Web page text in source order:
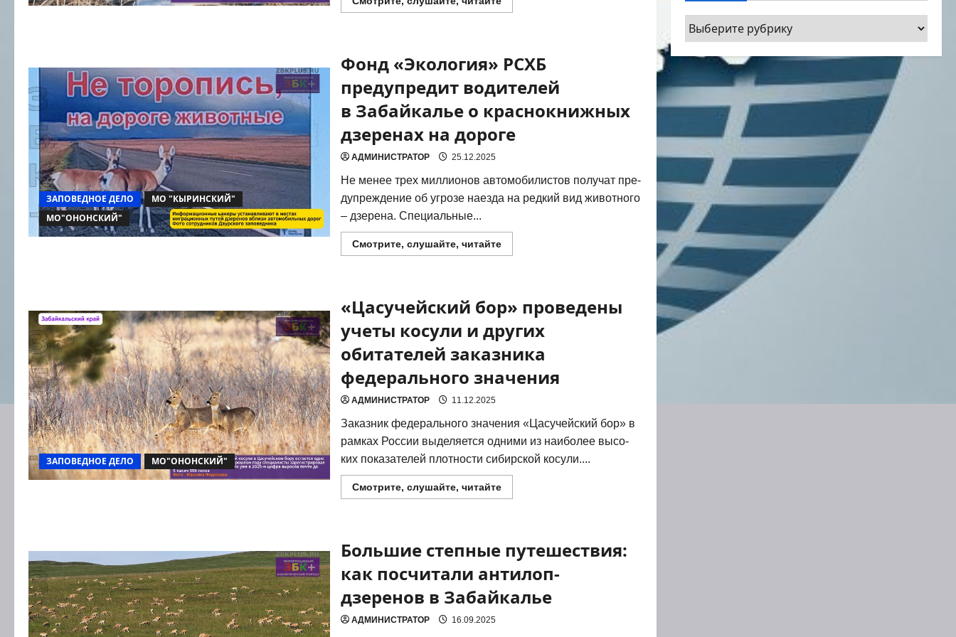
больше
получит
шанс
восстановление
ЗАПОВЕДНОЕ ДЕЛО
МО "КЫРИНСКИЙ"
МО"ОНОНСКИЙ"
Фонд «Экология» РСХБ
предупредит водителей
в Забайкалье о краснокнижных
дзеренах на дороге
АДМИНИСТРАТОР 25.12.2025
Не менее трех мил­ли­о­нов авто­мо­би­ли­стов полу­чат пре­
ду­пре­жде­ние об угро­зе наез­да на ред­кий вид живот­но­го
– дзе­ре­на. Спе­ци­аль­ные...
Смотрите, слушайте, читайтеПрочитать
больше
предупредит
водителей
дзеренах
на
дороге
ЗАПОВЕДНОЕ ДЕЛО МО"ОНОНСКИЙ"
«Цасучейский бор» проведены
учеты косули и других
обитателей заказника
федерального значения
АДМИНИСТРАТОР 11.12.2025
Заказ­ник феде­раль­но­го зна­че­ния «Цасу­чей­ский бор» в
рам­ках Рос­сии выде­ля­ет­ся одни­ми из наи­бо­лее высо­
ких пока­за­те­лей плот­но­сти сибир­ской косу­ли....
Смотрите, слушайте, читайтеПрочитать
больше
учеты
косули
других
заказника
федерального
Большие степные путешествия:
как посчитали антилоп-
дзеренов в Забайкалье
АДМИНИСТРАТОР 16.09.2025
Рубрики